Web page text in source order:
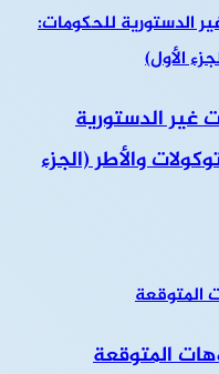
غير الدستورية
والأطر (الجزء
المتوقعة